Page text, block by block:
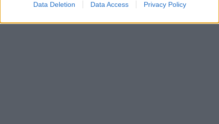
Data Deletion Data Access Privacy Policy